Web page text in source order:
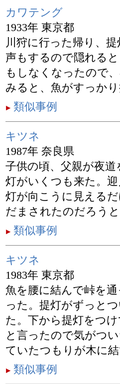
カワテング
1933年 東京都
川狩に行った帰り、
声もするので隠れる
もしなくなったので
みると、魚がすっか
類似事例
キツネ
1987年 奈良県
子供の頃、父親が夜
灯がいくつも来た。
灯が向こうに見える
だまされたのだろう
類似事例
キツネ
1983年 東京都
魚を腰に結んで峠を
った。提灯がずっと
た。下から提灯をつ
と言ったので気がつ
ていたつもりが木に
類似事例